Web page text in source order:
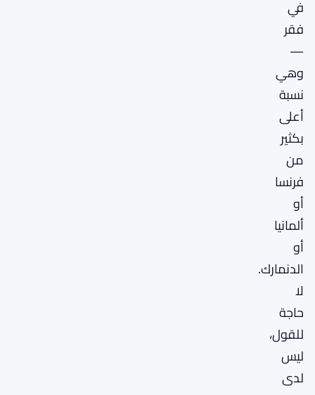
في
فقر
—
وهي
نسبة
أعلى
بكثير
من
فرنسا
أو
ألمانيا
أو
الدنمارك.
لا
حاجة
للقول،
ليس
لدى